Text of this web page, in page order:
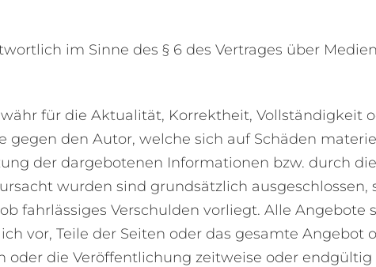
im Sinne des § 6 des Vertrages über
für die Aktualität, Korrektheit, Vollständigkeit
gegen den Autor, welche sich auf Schäden
der dargebotenen Informationen bzw. durch
wurden sind grundsätzlich ausgeschlossen,
fahrlässiges Verschulden vorliegt. Alle
vor, Teile der Seiten oder das gesamte
oder die Veröffentlichung zeitweise oder endgültig